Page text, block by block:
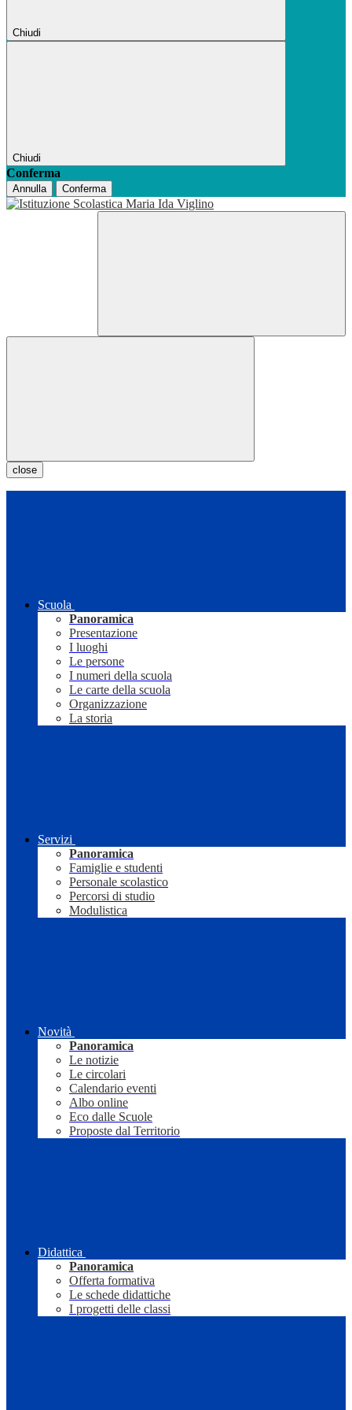
Chiudi
Chiudi
Conferma
Annulla Conferma
close
Scuola
Panoramica
Presentazione
I luoghi
Le persone
I numeri della scuola
Le carte della scuola
Organizzazione
La storia
Servizi
Panoramica
Famiglie e studenti
Personale scolastico
Percorsi di studio
Modulistica
Novità
Panoramica
Le notizie
Le circolari
Calendario eventi
Albo online
Eco dalle Scuole
Proposte dal Territorio
Didattica
Panoramica
Offerta formativa
Le schede didattiche
I progetti delle classi